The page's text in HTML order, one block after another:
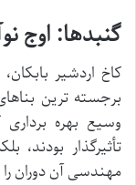
گنبدها: اوج
کاخ اردشیر
برجسته ترین
وسیع بهره
تأثیرگذار
مهندسی آن دوران